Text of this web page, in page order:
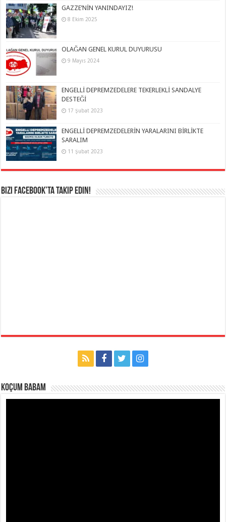
GAZZE’NİN YANINDAYIZ!
8 Ekim 2025
OLAĞAN GENEL KURUL DUYURUSU
9 Mayıs 2024
ENGELLİ DEPREMZEDELERE TEKERLEKLİ SANDALYE
DESTEĞİ
17 Şubat 2023
ENGELLİ DEPREMZEDELERİN YARALARINI BİRLİKTE
SARALIM
11 Şubat 2023
Bizi Facebook’ta takip edin!
Koçum Babam